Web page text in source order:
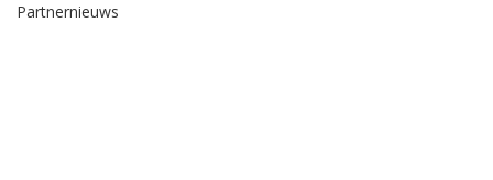
Partnernieuws